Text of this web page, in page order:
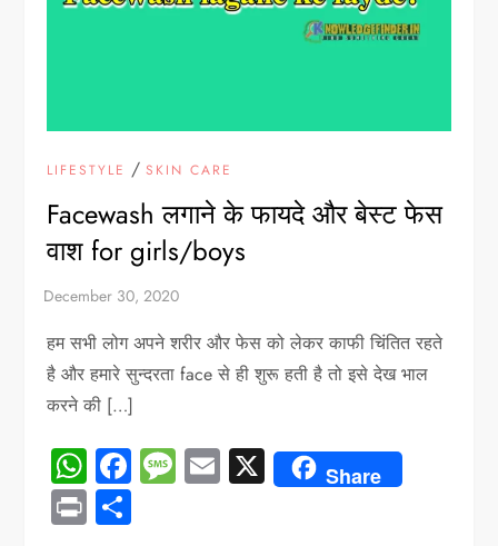
LIFESTYLE /SKIN CARE
Facewash लगाने के फायदे और बेस्ट फेस
वाश for girls/boys
हम सभी लोग अपने शरीर और फेस को लेकर काफी चिंतित रहते
है और हमारे सुन्दरता face से ही शुरू हती है तो इसे देख भाल
करने की […]
WhatsApp
Facebook
Message
Email
X Share
Print